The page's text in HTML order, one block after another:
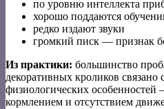
по уровню интеллекта
хорошо поддаются
редко издают звуки
громкий писк — признак
Из практики: большинство
декоративных кроликов
физиологических
кормлением и отсутствием